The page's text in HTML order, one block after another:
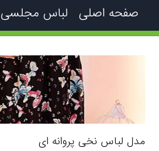
صفحه اصلی لباس مجلسی
مدل لباس نخی پروانه ای